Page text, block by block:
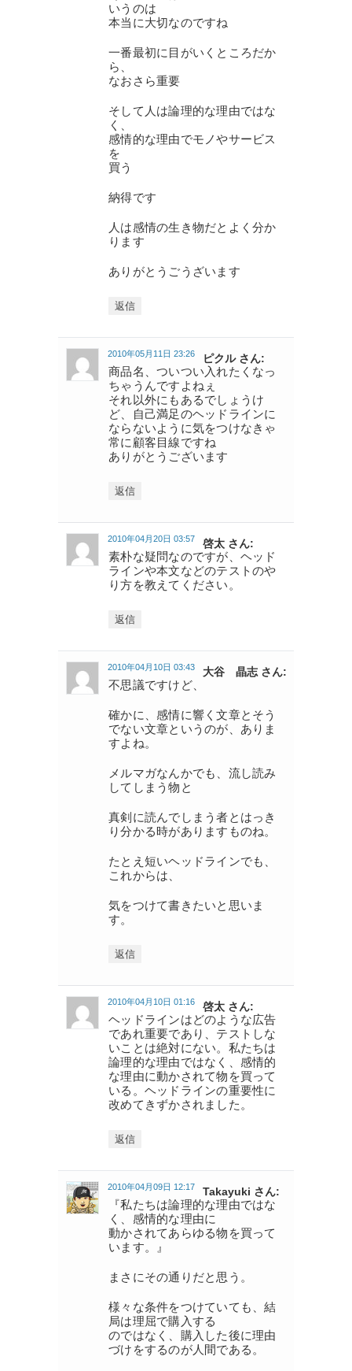
いうのは
本当に大切なのですね
一番最初に目がいくところだか
ら、
なおさら重要
そして人は論理的な理由ではな
く、
感情的な理由でモノやサービス
を
買う
納得です
人は感情の生き物だとよく分か
ります
ありがとうごうざいます
返信
ピクル さん:
2010年05月11日 23:26
商品名、ついつい入れたくなっ
ちゃうんですよねぇ
それ以外にもあるでしょうけ
ど、自己満足のヘッドラインに
ならないように気をつけなきゃ
常に顧客目線ですね
ありがとうございます
返信
啓太 さん:
2010年04月20日 03:57
素朴な疑問なのですが、ヘッド
ラインや本文などのテストのや
り方を教えてください。
返信
大谷 晶志 さん:
2010年04月10日 03:43
不思議ですけど、
確かに、感情に響く文章とそう
でない文章というのが、ありま
すよね。
メルマガなんかでも、流し読み
してしまう物と
真剣に読んでしまう者とはっき
り分かる時がありますものね。
たとえ短いヘッドラインでも、
これからは、
気をつけて書きたいと思いま
す。
返信
啓太 さん:
2010年04月10日 01:16
ヘッドラインはどのような広告
であれ重要であり、テストしな
いことは絶対にない。私たちは
論理的な理由ではなく、感情的
な理由に動かされて物を買って
いる。ヘッドラインの重要性に
改めてきずかされました。
返信
Takayuki さん:
2010年04月09日 12:17
『私たちは論理的な理由ではな
く、感情的な理由に
動かされてあらゆる物を買って
います。』
まさにその通りだと思う。
様々な条件をつけていても、結
局は理屈で購入する
のではなく、購入した後に理由
づけをするのが人間である。